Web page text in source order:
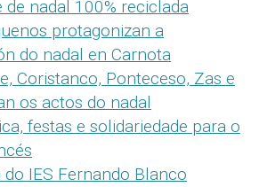
de nadal 100% reciclada
protagonizan a
do nadal en Carnota
Coristanco, Ponteceso, Zas e
os actos do nadal
festas e solidariedade para o
IES Fernando Blanco